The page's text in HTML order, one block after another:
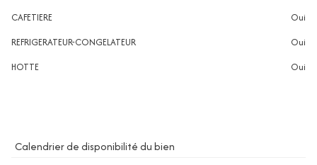
CAFETIERE
oui
REFRIGERATEUR-CONGELATEUR
oui
HOTTE
oui
Calendrier de disponibilité du bien